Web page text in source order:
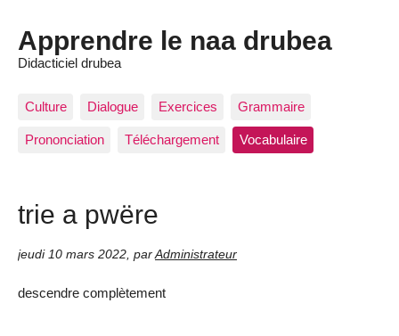
Apprendre le naa drubea
Didacticiel drubea
Culture Dialogue Exercices Grammaire
Prononciation Téléchargement Vocabulaire
trie a pwëre
jeudi 10 mars 2022 par Administrateur
descendre complètement